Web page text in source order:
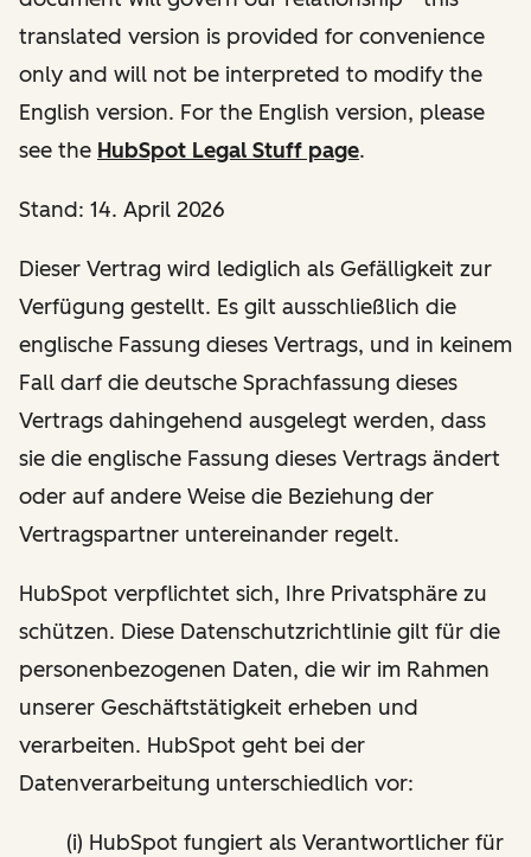
translated version is provided for convenience
only and will not be interpreted to modify the
English version. For the English version, please
see the HubSpot Legal Stuff page.
Stand: 14. April 2026
Dieser Vertrag wird lediglich als Gefälligkeit zur
Verfügung gestellt. Es gilt ausschließlich die
englische Fassung dieses Vertrags, und in keinem
Fall darf die deutsche Sprachfassung dieses
Vertrags dahingehend ausgelegt werden, dass
sie die englische Fassung dieses Vertrags ändert
oder auf andere Weise die Beziehung der
Vertragspartner untereinander regelt.
HubSpot verpflichtet sich, Ihre Privatsphäre zu
schützen. Diese Datenschutzrichtlinie gilt für die
personenbezogenen Daten, die wir im Rahmen
unserer Geschäftstätigkeit erheben und
verarbeiten. HubSpot geht bei der
Datenverarbeitung unterschiedlich vor:
(i) HubSpot fungiert als Verantwortlicher für